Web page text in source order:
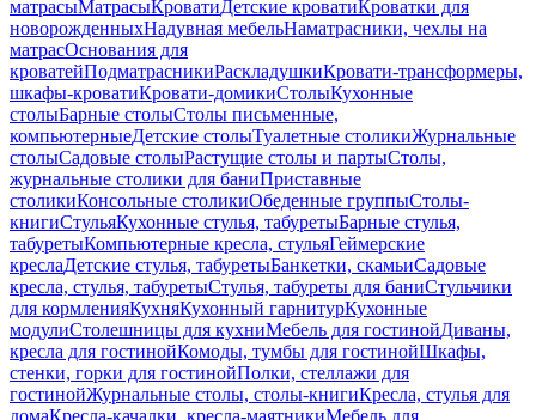
матрасыМатрасыКроватиДетские кроватиКроватки для
новорожденныхНадувная мебельНаматрасники, чехлы на
матрасОснования для
кроватейПодматрасникиРаскладушкиКровати-трансформеры,
шкафы-кроватиКровати-домикиСтолыКухонные
столыБарные столыСтолы письменные,
компьютерныеДетские столыТуалетные столикиЖурнальные
столыСадовые столыРастущие столы и партыСтолы,
журнальные столики для баниПриставные
столикиКонсольные столикиОбеденные группыСтолы-
книгиСтульяКухонные стулья, табуретыБарные стулья,
табуретыКомпьютерные кресла, стульяГеймерские
креслаДетские стулья, табуретыБанкетки, скамьиСадовые
кресла, стулья, табуретыСтулья, табуреты для баниСтульчики
для кормленияКухняКухонный гарнитурКухонные
модулиСтолешницы для кухниМебель для гостинойДиваны,
кресла для гостинойКомоды, тумбы для гостинойШкафы,
стенки, горки для гостинойПолки, стеллажи для
гостинойЖурнальные столы, столы-книгиКресла, стулья для
домаКресла-качалки, кресла-маятникиМебель для